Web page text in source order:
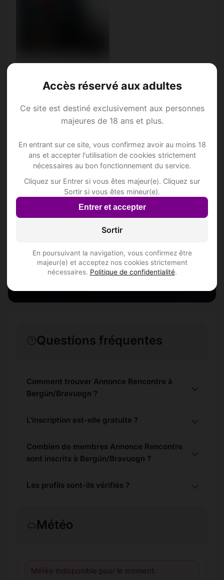
Accès réservé aux adultes
Ce site est destiné exclusivement aux personnes
majeures de 18 ans et plus.
En entrant sur ce site, vous confirmez avoir au moins 18
ans et accepter l'utilisation de cookies strictement
nécessaires au bon fonctionnement du service.
Cliquez sur Entrer si vous êtes majeur(e). Cliquez sur
Sortir si vous êtes mineur(e).
Entrer et accepter
Sortir
En poursuivant la navigation, vous confirmez être
majeur(e) et acceptez nos cookies strictement
nécessaires. Politique de confidentialité.
Bergün/Bravuogn •
Annonce Rencontre à
Bergün/Bravuogn
Rejoins les membres de Bergün/Bravuogn
et des alentours !
S'inscrire gratuitement
Questions fréquentes
Comment trouver Annonce Rencontre à
Bergün/Bravuogn ?
L'inscription est-elle gratuite ?
Combien de membres Annonce Rencontre
sont inscrits à Bergün/Bravuogn ?
Les profils sont-ils vérifiés ?
Météo
Météo indisponible pour le moment.